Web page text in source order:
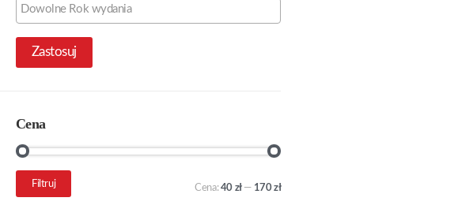
Zastosuj
Cena
Cena
min.
Cena
maks.
Filtruj Cena:40 zł— 170 zł